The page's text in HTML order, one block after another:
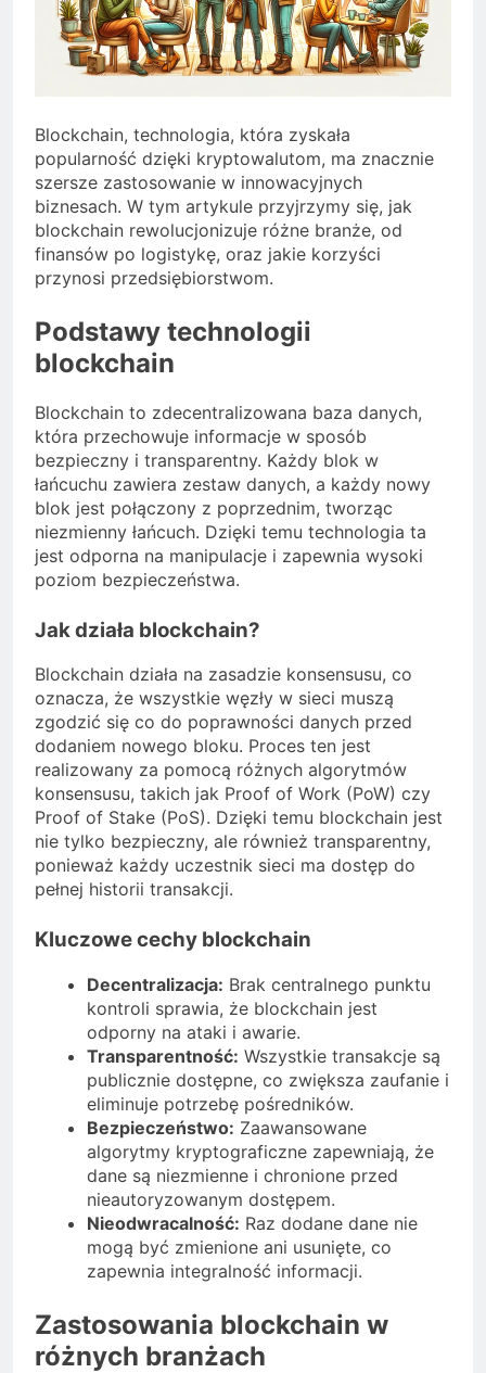
Blockchain, technologia, która zyskała
popularność dzięki kryptowalutom, ma znacznie
szersze zastosowanie w innowacyjnych
biznesach. W tym artykule przyjrzymy się, jak
blockchain rewolucjonizuje różne branże, od
finansów po logistykę, oraz jakie korzyści
przynosi przedsiębiorstwom.
Podstawy technologii
blockchain
Blockchain to zdecentralizowana baza danych,
która przechowuje informacje w sposób
bezpieczny i transparentny. Każdy blok w
łańcuchu zawiera zestaw danych, a każdy nowy
blok jest połączony z poprzednim, tworząc
niezmienny łańcuch. Dzięki temu technologia ta
jest odporna na manipulacje i zapewnia wysoki
poziom bezpieczeństwa.
Jak działa blockchain?
Blockchain działa na zasadzie konsensusu, co
oznacza, że wszystkie węzły w sieci muszą
zgodzić się co do poprawności danych przed
dodaniem nowego bloku. Proces ten jest
realizowany za pomocą różnych algorytmów
konsensusu, takich jak Proof of Work (PoW) czy
Proof of Stake (PoS). Dzięki temu blockchain jest
nie tylko bezpieczny, ale również transparentny,
ponieważ każdy uczestnik sieci ma dostęp do
pełnej historii transakcji.
Kluczowe cechy blockchain
Decentralizacja: Brak centralnego punktu
kontroli sprawia, że blockchain jest
odporny na ataki i awarie.
Transparentność: Wszystkie transakcje są
publicznie dostępne, co zwiększa zaufanie i
eliminuje potrzebę pośredników.
Bezpieczeństwo: Zaawansowane
algorytmy kryptograficzne zapewniają, że
dane są niezmienne i chronione przed
nieautoryzowanym dostępem.
Nieodwracalność: Raz dodane dane nie
mogą być zmienione ani usunięte, co
zapewnia integralność informacji.
Zastosowania blockchain w
różnych branżach